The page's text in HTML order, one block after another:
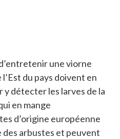
une viorne
du pays doivent en
détecter les larves de la
en mange
d’origine européenne
arbustes et peuvent